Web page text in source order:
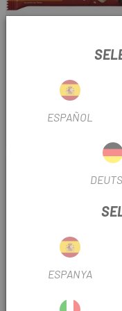
BARRETA POWERBAR
ENERGY
ESPAÑOL
ESPANYA